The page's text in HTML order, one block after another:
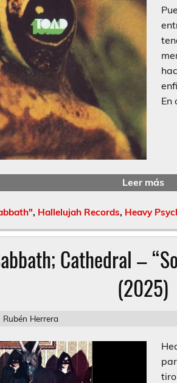
En
Leer más
, Hallelujah Records, Heavy
Cathedral –
(2025)
Rubén Herrera